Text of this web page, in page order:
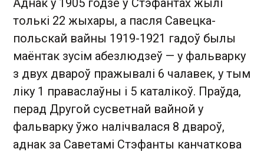
Аднак у 1905 годзе ў Стэфантах жылі
толькі 22 жыхары, а пасля Савецка-
польскай вайны 1919-1921 гадоў былы
маёнтак зусім абезлюдзеў — у фальварку
з двух двароў пражывалі 6 чалавек, у тым
ліку 1 праваслаўны і 5 каталікоў. Праўда,
перад Другой сусветнай вайной у
фальварку ўжо налічвалася 8 двароў,
аднак за Саветамі Стэфанты канчаткова